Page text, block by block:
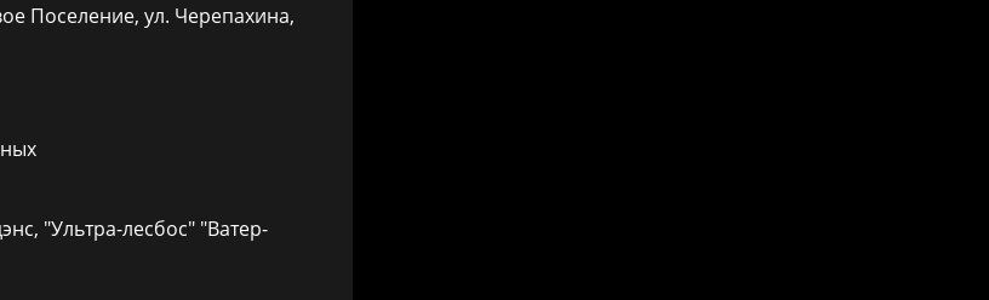
Поселение, ул. Черепахина,
"Ультра-лесбос" "Ватер-